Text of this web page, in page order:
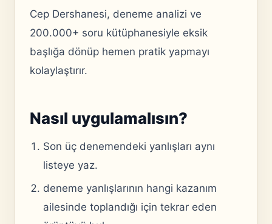
Cep Dershanesi, deneme analizi ve
200.000+ soru kütüphanesiyle eksik
başlığa dönüp hemen pratik yapmayı
kolaylaştırır.
Nasıl uygulamalısın?
Son üç denemendeki yanlışları aynı
listeye yaz.
deneme yanlışlarının hangi kazanım
ailesinde toplandığı için tekrar eden